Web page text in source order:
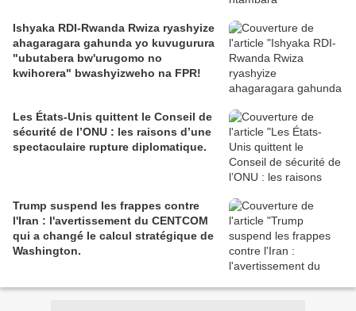
Ishyaka RDI-Rwanda Rwiza ryashyize
ahagaragara gahunda yo kuvugurura
"ubutabera bw'urugomo no
kwihorera" bwashyizweho na FPR!
Les États-Unis quittent le Conseil de
sécurité de l’ONU : les raisons d’une
spectaculaire rupture diplomatique.
Trump suspend les frappes contre
l'Iran : l'avertissement du CENTCOM
qui a changé le calcul stratégique de
Washington.